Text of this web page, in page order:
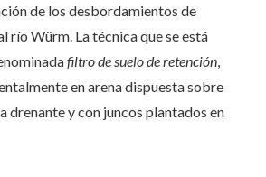
de los desbordamientos de
río Würm. La técnica que se está
filtro de suelo de retención,
en arena dispuesta sobre
drenante y con juncos plantados en